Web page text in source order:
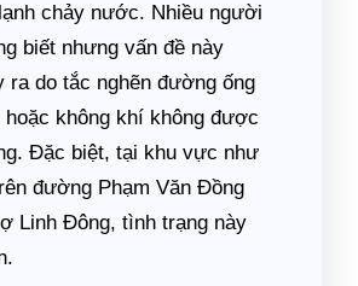
chảy nước. Nhiều người
biết nhưng vấn đề này
ra do tắc nghẽn đường ống
không khí không được
Đặc biệt, tại khu vực như
đường Phạm Văn Đồng
Linh Đông, tình trạng này